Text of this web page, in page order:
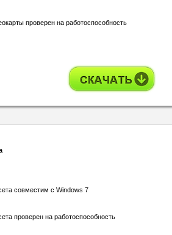
проверен на работоспособность
совместим с Windows 7
проверен на работоспособность